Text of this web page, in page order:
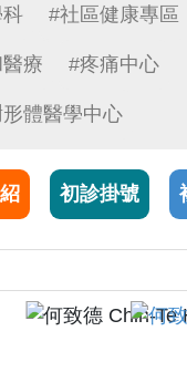
，同時為本院安寧
#社區健康專區
療 #疼痛中心
體醫學中心
初診掛號